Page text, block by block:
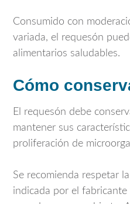
Consumido con
variada, el requesón
alimentarios saludables.
Cómo
El requesón debe
mantener sus
proliferación de
Se recomienda respetar
indicada por el